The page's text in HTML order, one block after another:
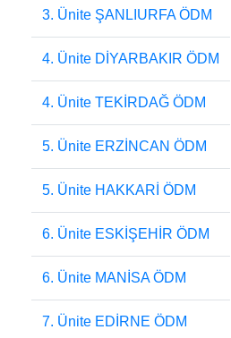
3. Ünite ŞANLIURFA ÖDM
4. Ünite DİYARBAKIR ÖDM
4. Ünite TEKİRDAĞ ÖDM
5. Ünite ERZİNCAN ÖDM
5. Ünite HAKKARİ ÖDM
6. Ünite ESKİŞEHİR ÖDM
6. Ünite MANİSA ÖDM
7. Ünite EDİRNE ÖDM